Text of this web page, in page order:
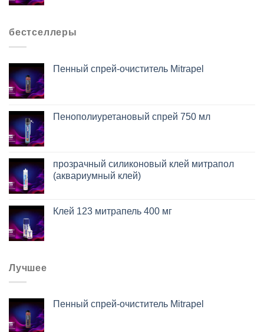
бестселлеры
Пенный спрей-очиститель Mitrapel
Пенополиуретановый спрей 750 мл
прозрачный силиконовый клей митрапол
(аквариумный клей)
Клей 123 митрапель 400 мг
Лучшее
Пенный спрей-очиститель Mitrapel